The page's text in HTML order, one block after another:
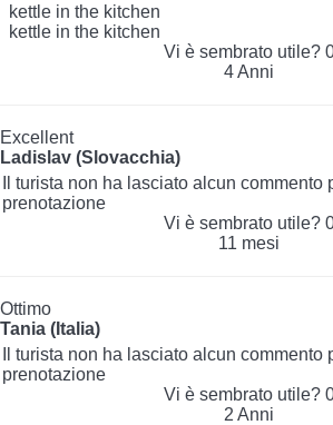
kettle in the kitchen
kettle in the kitchen
Vi è sembrato utile?
4 Anni
Excellent
Ladislav (Slovacchia)
Il turista non ha lasciato alcun commento
prenotazione
Vi è sembrato utile?
11 mesi
Ottimo
Tania (Italia)
Il turista non ha lasciato alcun commento
prenotazione
Vi è sembrato utile?
2 Anni